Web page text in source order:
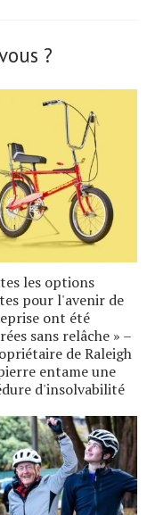
?
les options
pour l'avenir de
ont été
sans relâche » –
de Raleigh
entame une
d'insolvabilité